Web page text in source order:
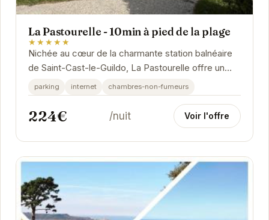
La Pastourelle - 10min à pied de la plage
★★★★★
Nichée au cœur de la charmante station balnéaire
de Saint-Cast-le-Guildo, La Pastourelle offre un
cadre idéal pour des vacances inoubliables. À...
parking internet chambres-non-fumeurs
224€ /nuit Voir l'offre